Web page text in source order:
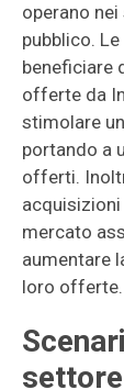
operano
pubblico.
beneficiare
offerte da
stimolare
portando a
offerti.
acquisizioni
mercato
aumentare
loro offerte.
settore